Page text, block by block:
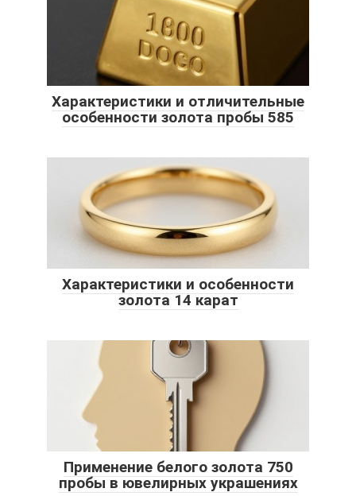
Характеристики и отличительные
особенности золота пробы 585
Характеристики и особенности
золота 14 карат
Применение белого золота 750
пробы в ювелирных украшениях